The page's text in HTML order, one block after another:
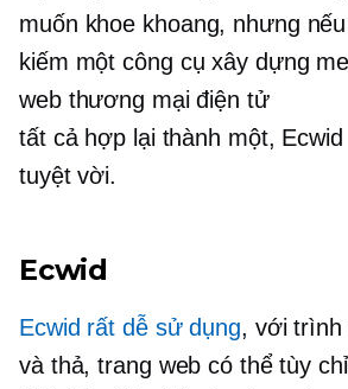
muốn khoe khoang, nhưng
kiếm một công cụ xây dựng
web thương mại điện tử
tất cả hợp lại thành một,
tuyệt vời.
Ecwid
Ecwid rất dễ sử dụng, với trình
và thả, trang web có thể tùy